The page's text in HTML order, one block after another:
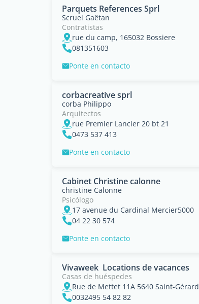
Parquets References Sprl
Scruel Gaëtan
Contratistas
rue du camp, 165032 Bossiere
081351603
Ponte en contacto
corbacreative sprl
corba Philippo
Arquitectos
rue Premier Lancier 20 bt 21
0473 537 413
Ponte en contacto
Cabinet Christine calonne
christine Calonne
Psicólogo
17 avenue du Cardinal Mercier5000
04 22 30 574
Ponte en contacto
Vivaweek  Locations de vacances
Casas de huéspedes
Rue de Mettet 11A 5640 Saint-Gérard
0032495 54 82 82